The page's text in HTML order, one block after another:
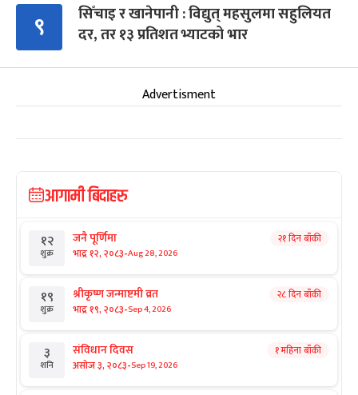
९
सिँचाइ र खानेपानी : विद्युत् महसुलमा सहुलियत
दर, तर १३ प्रतिशत भ्याटको भार
Advertisment
आगामी बिदाहरु
१२
शुक्र
जनै पूर्णिमा
भाद्र १२, २०८३-Aug 28, 2026
२१ दिन बाँकी
१९
शुक्र
श्रीकृष्ण जन्माष्टमी व्रत
भाद्र १९, २०८३-Sep 4, 2026
२८ दिन बाँकी
३
शनि
संविधान दिवस
असोज ३, २०८३-Sep 19, 2026
१ महिना बाँकी